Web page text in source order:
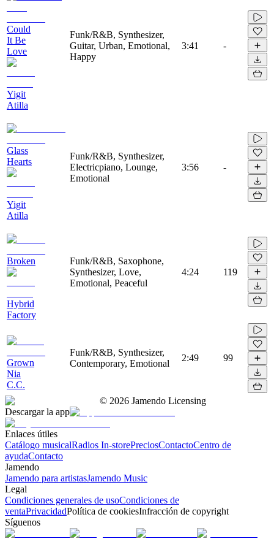
Could
It Be
Love
Yigit
Atilla
Funk/R&B, Synthesizer,
Guitar, Urban, Emotional,
Happy
3:41 -
Glass
Hearts
Yigit
Atilla
Funk/R&B, Synthesizer,
Electricpiano, Lounge,
Emotional
3:56 -
Broken
Hybrid
Factory
Funk/R&B, Saxophone,
Synthesizer, Love,
Emotional, Peaceful
4:24 119
Grown
Nia
C.C.
Funk/R&B, Synthesizer,
Contemporary, Emotional
2:49 99
© 2026 Jamendo Licensing
Descargar la app
Enlaces útiles
Catálogo musicalRadios In-storePreciosContactoCentro de
ayudaContacto
Jamendo
Jamendo para artistasJamendo Music
Legal
Condiciones generales de usoCondiciones de
ventaPrivacidadPolítica de cookiesInfracción de copyright
Síguenos